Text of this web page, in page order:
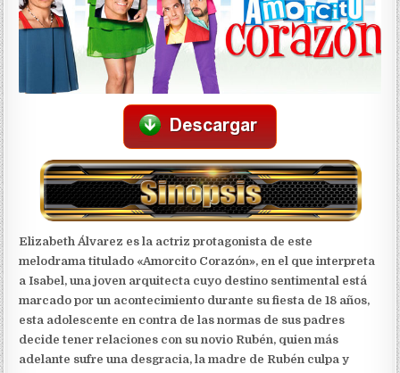
Elizabeth Álvarez es la actriz protagonista de este
melodrama titulado «Amorcito Corazón», en el que interpreta
a Isabel, una joven arquitecta cuyo destino sentimental está
marcado por un acontecimiento durante su fiesta de 18 años,
esta adolescente en contra de las normas de sus padres
decide tener relaciones con su novio Rubén, quien más
adelante sufre una desgracia, la madre de Rubén culpa y